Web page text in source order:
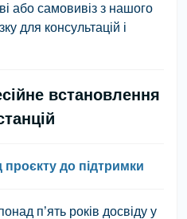
або самовивіз з нашого
для консультацій і
встановлення
проєкту до підтримки
п’ять років досвіду у